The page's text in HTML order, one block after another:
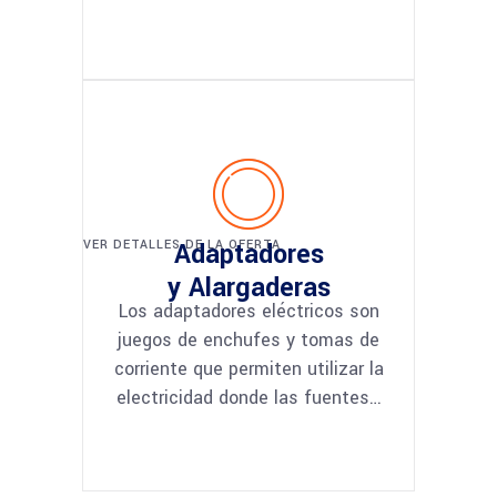
VER DETALLES DE LA OFERTA
Adaptadores
y Alargaderas
Los adaptadores eléctricos son
juegos de enchufes y tomas de
corriente que permiten utilizar la
electricidad donde las fuentes…